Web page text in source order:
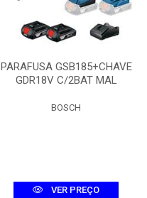
PARAFUSA GSB185+CHAVE
GDR18V C/2BAT MAL
BOSCH
VER PREÇO